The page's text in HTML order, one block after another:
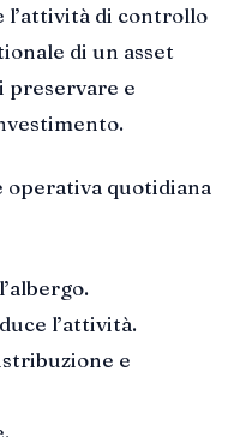
l’attività di controllo
di un asset
preservare e
operativa quotidiana
l’attività.
e